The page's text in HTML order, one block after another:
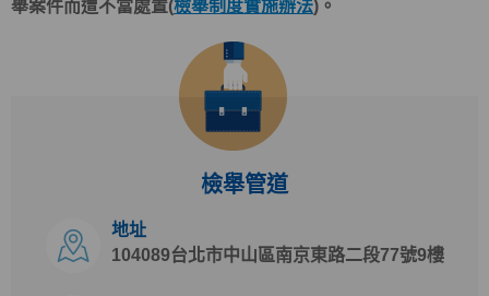
舉案件而遭不當處置(檢舉制度實施辦法)。
檢舉管道
地址
104089台北市中山區南京東路二段77號9樓